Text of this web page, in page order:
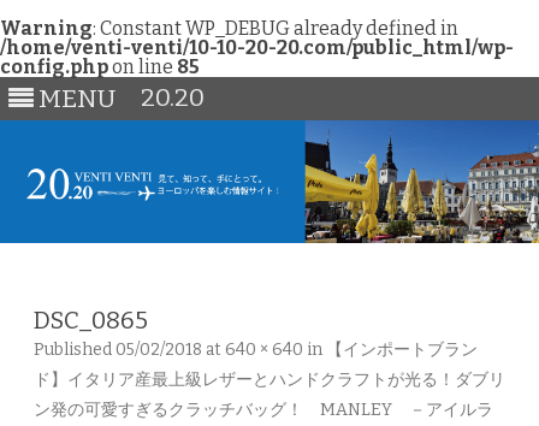
Warning: Constant WP_DEBUG already defined in
/home/venti-venti/10-10-20-20.com/public_html/wp-
config.phpon line 85
MENU 20.20
DSC_0865
Published 05/02/2018 at 640 × 640 in
【インポートブラン
ド】イタリア産最上級レザーとハンドクラフトが光る！ダブリ
ン発の可愛すぎるクラッチバッグ！ MANLEY －アイルラ